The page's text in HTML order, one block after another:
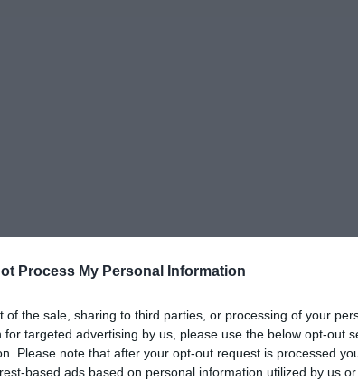
Process My Personal Information
of the sale, sharing to third parties, or processing of your
for targeted advertising by us, please use the below opt-out
Please note that after your opt-out request is processed
based ads based on personal information utilized by us